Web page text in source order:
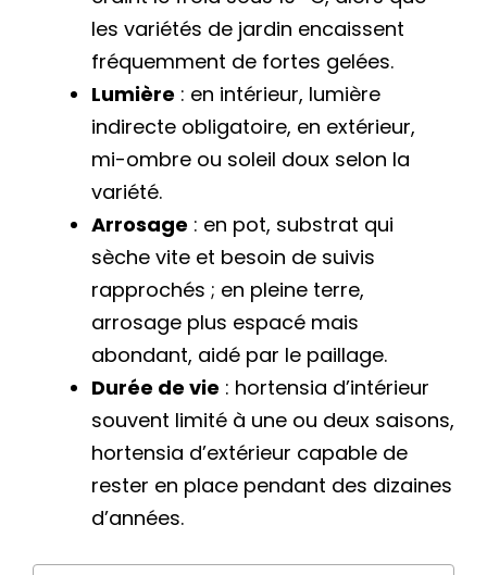
les variétés de jardin encaissent
fréquemment de fortes gelées.
Lumière : en intérieur, lumière
indirecte obligatoire, en extérieur,
mi-ombre ou soleil doux selon la
variété.
Arrosage : en pot, substrat qui
sèche vite et besoin de suivis
rapprochés ; en pleine terre,
arrosage plus espacé mais
abondant, aidé par le paillage.
Durée de vie : hortensia d’intérieur
souvent limité à une ou deux saisons,
hortensia d’extérieur capable de
rester en place pendant des dizaines
d’années.